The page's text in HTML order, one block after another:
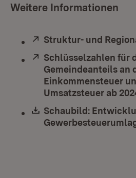
Weitere Informationen
Extern:
Struktur- und
Extern:
Schlüsselzahlen für
Gemeindeanteils an
Einkommensteuer
Umsatzsteuer ab
Download:
Schaubild: